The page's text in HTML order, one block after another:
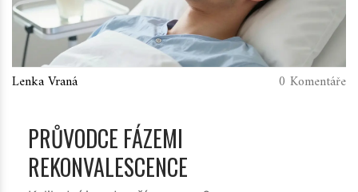
Lenka Vraná 0 Komentáře
PRŮVODCE FÁZEMI
REKONVALESCENCE